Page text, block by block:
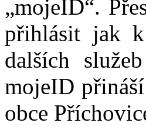
„mojeID“.
přihlásit jak
dalších
mojeID
obce